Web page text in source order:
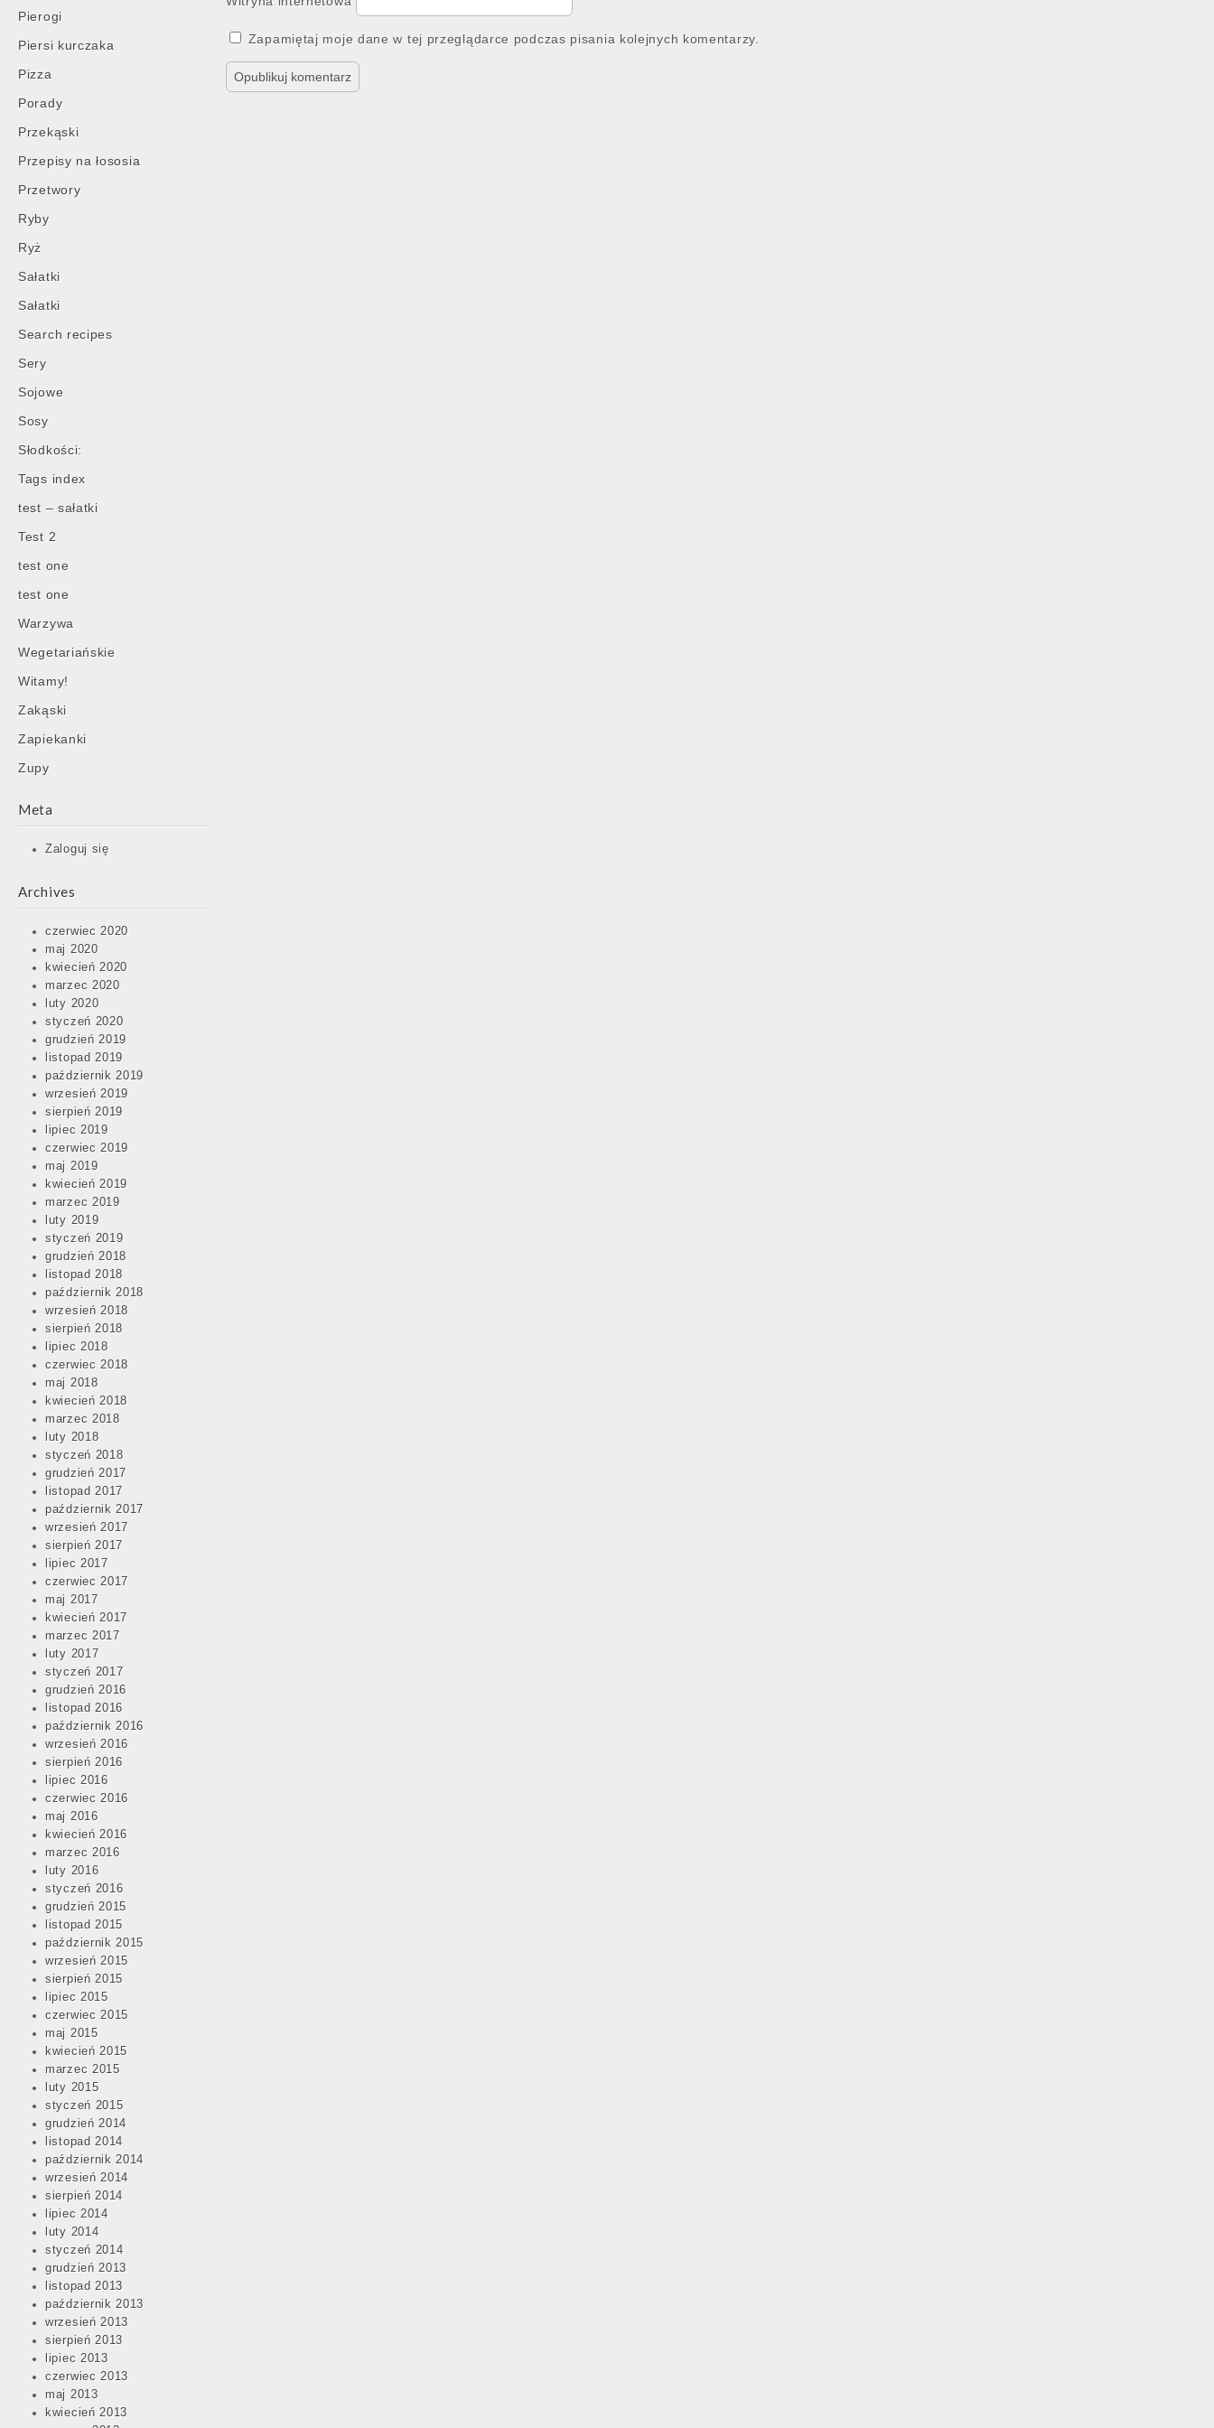
Pierogi
Piersi kurczaka
Pizza
Porady
Przekąski
Przepisy na łososia
Przetwory
Ryby
Ryż
Sałatki
Sałatki
Search recipes
Sery
Sojowe
Sosy
Słodkości:
Tags index
test – sałatki
Test 2
test one
test one
Warzywa
Wegetariańskie
Witamy!
Zakąski
Zapiekanki
Zupy
Meta
Zaloguj się
Archives
czerwiec 2020
maj 2020
kwiecień 2020
marzec 2020
luty 2020
styczeń 2020
grudzień 2019
listopad 2019
październik 2019
wrzesień 2019
sierpień 2019
lipiec 2019
czerwiec 2019
maj 2019
kwiecień 2019
marzec 2019
luty 2019
styczeń 2019
grudzień 2018
listopad 2018
październik 2018
wrzesień 2018
sierpień 2018
lipiec 2018
czerwiec 2018
maj 2018
kwiecień 2018
marzec 2018
luty 2018
styczeń 2018
grudzień 2017
listopad 2017
październik 2017
wrzesień 2017
sierpień 2017
lipiec 2017
czerwiec 2017
maj 2017
kwiecień 2017
marzec 2017
luty 2017
styczeń 2017
grudzień 2016
listopad 2016
październik 2016
wrzesień 2016
sierpień 2016
lipiec 2016
czerwiec 2016
maj 2016
kwiecień 2016
marzec 2016
luty 2016
styczeń 2016
grudzień 2015
listopad 2015
październik 2015
wrzesień 2015
sierpień 2015
lipiec 2015
czerwiec 2015
maj 2015
kwiecień 2015
marzec 2015
luty 2015
styczeń 2015
grudzień 2014
listopad 2014
październik 2014
wrzesień 2014
sierpień 2014
lipiec 2014
luty 2014
styczeń 2014
grudzień 2013
listopad 2013
październik 2013
wrzesień 2013
sierpień 2013
lipiec 2013
czerwiec 2013
maj 2013
kwiecień 2013
Zapamiętaj moje dane w tej przeglądarce podczas pisania kolejnych komentarzy.